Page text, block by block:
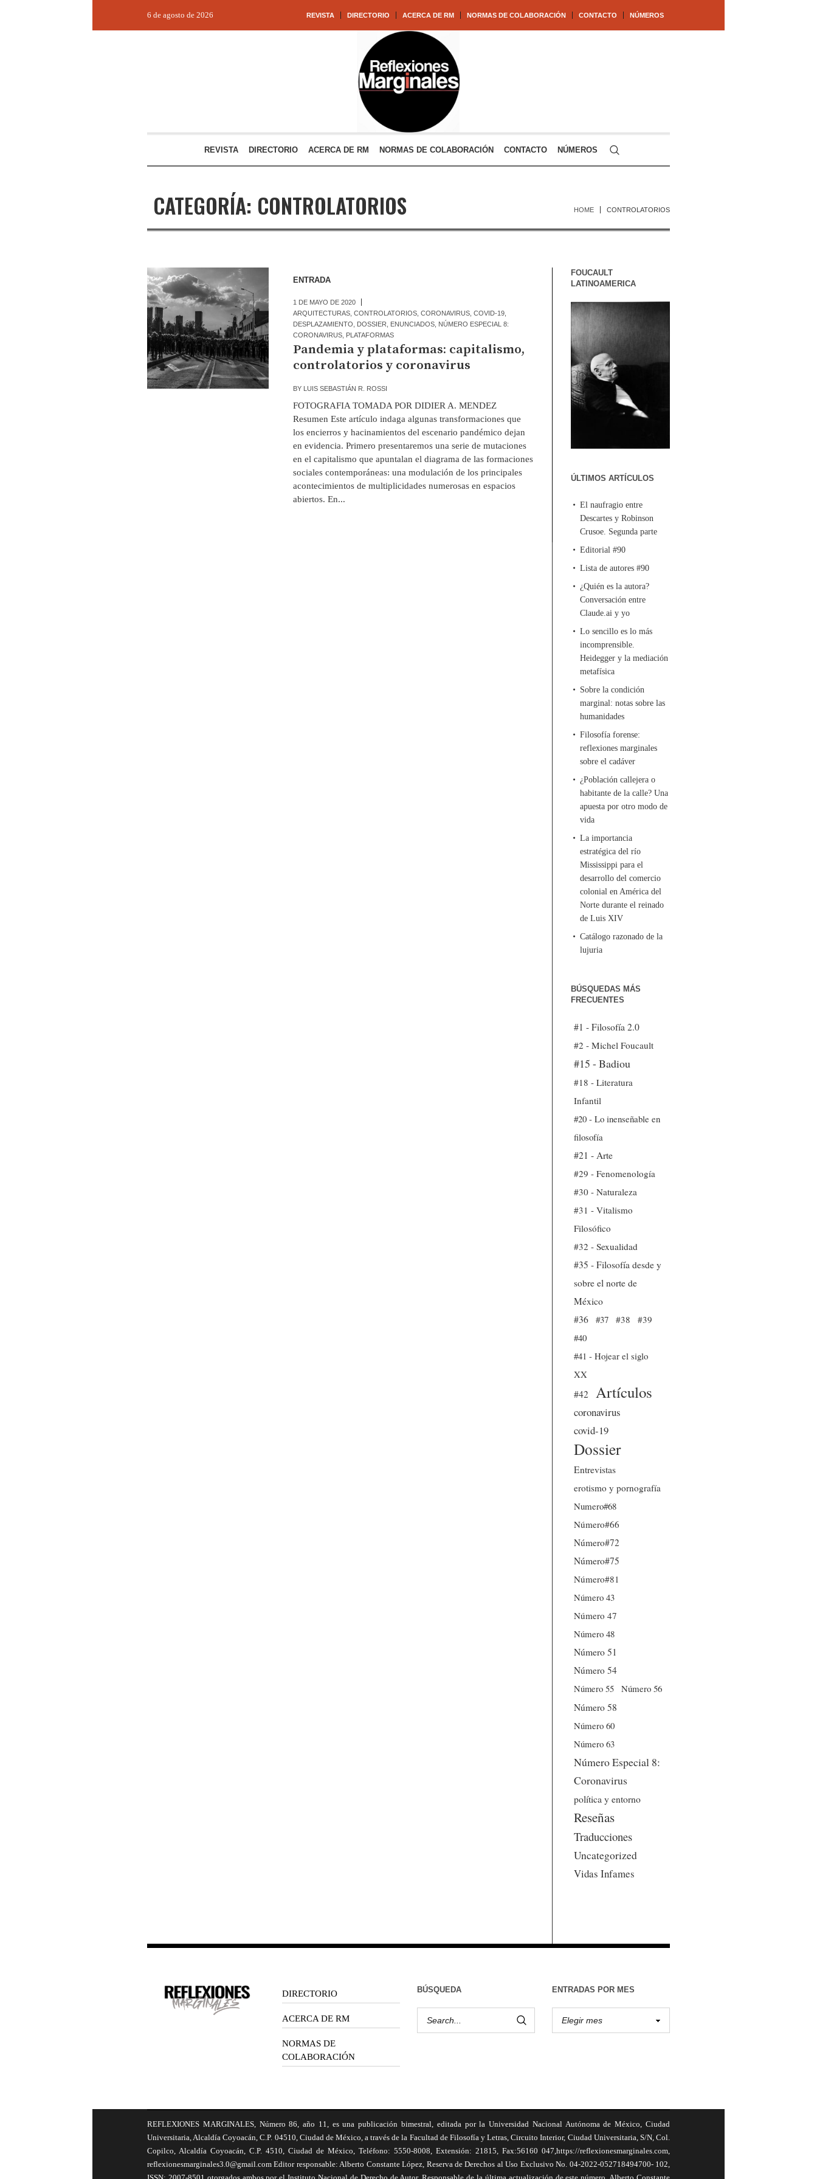
REVISTA DIRECTORIO ACERCA DE RM NORMAS DE COLABORACIÓN CONTACTO NÚMEROS
6 de agosto de 2026
REVISTA DIRECTORIO ACERCA DE RM NORMAS DE COLABORACIÓN CONTACTO NÚMEROS
CATEGORÍA: CONTROLATORIOS HOME CONTROLATORIOS
ENTRADA
1 DE MAYO DE 2020
ARQUITECTURAS, CONTROLATORIOS, CORONAVIRUS, COVID-19,
DESPLAZAMIENTO
DOSSIER ENUNCIADOS, NÚMERO ESPECIAL 8:
CORONAVIRUS, PLATAFORMAS
Pandemia y plataformas: capitalismo,
controlatorios y coronavirus
BY LUIS SEBASTIÁN R. ROSSI
FOTOGRAFIA TOMADA POR DIDIER A. MENDEZ
Resumen Este artículo indaga algunas transformaciones que
los encierros y hacinamientos del escenario pandémico dejan
en evidencia. Primero presentaremos una serie de mutaciones
en el capitalismo que apuntalan el diagrama de las formaciones
sociales contemporáneas: una modulación de los principales
acontecimientos de multiplicidades numerosas en espacios
abiertos. En...
FOUCAULT
LATINOAMERICA
ÚLTIMOS ARTÍCULOS
El naufragio entre
Descartes y Robinson
Crusoe. Segunda parte
Editorial #90
Lista de autores #90
¿Quién es la autora?
Conversación entre
Claude.ai y yo
Lo sencillo es lo más
incomprensible.
Heidegger y la mediación
metafísica
Sobre la condición
marginal: notas sobre las
humanidades
Filosofía forense:
reflexiones marginales
sobre el cadáver
¿Población callejera o
habitante de la calle? Una
apuesta por otro modo de
vida
La importancia
estratégica del río
Mississippi para el
desarrollo del comercio
colonial en América del
Norte durante el reinado
de Luis XIV
Catálogo razonado de la
lujuria
BÚSQUEDAS MÁS
FRECUENTES
#1 - Filosofía 2.0
#2 - Michel Foucault
#15 - Badiou
#18 - Literatura
Infantil
#20 - Lo inenseñable en
filosofía
#21 - Arte
#29 - Fenomenología
#30 - Naturaleza
#31 - Vitalismo
Filosófico
#32 - Sexualidad
#35 - Filosofía desde y
sobre el norte de
México
#36
#37 #38
#39
#40
#41 - Hojear el siglo
XX
#42
Artículos
coronavirus
covid-19
Dossier
Entrevistas
erotismo y pornografía
Numero#68
Número#66
Número#72
Número#75
Número#81
Número 43
Número 47
Número 48
Número 51
Número 54
Número 55
Número 56
Número 58
Número 60
Número 63
Número Especial 8:
Coronavirus
política y entorno
Reseñas
Traducciones
Uncategorized
Vidas Infames
DIRECTORIO
ACERCA DE RM
NORMAS DE
COLABORACIÓN
BÚSQUEDA ENTRADAS POR MES
REFLEXIONES MARGINALES, Número 86, año 11, es una publicación bimestral, editada por la Universidad Nacional Autónoma de México, Ciudad
Universitaria, Alcaldía Coyoacán, C.P. 04510, Ciudad de México, a través de la Facultad de Filosofía y Letras, Circuito Interior, Ciudad Universitaria, S/N, Col.
Copilco, Alcaldía Coyoacán, C.P. 4510, Ciudad de México, Teléfono: 5550-8008, Extensión: 21815, Fax:56160 047,https://reflexionesmarginales.com,
reflexionesmarginales3.0@gmail.com Editor responsable: Alberto Constante López, Reserva de Derechos al Uso Exclusivo No. 04-2022-052718494700- 102,